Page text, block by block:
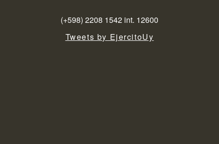
(+598) 2208 1542 int. 12600
Tweets by EjercitoUy